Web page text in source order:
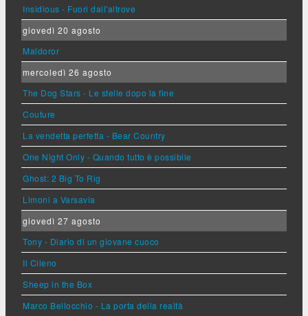
Insidious - Fuori dall'altrove
giovedì 20 agosto
Maldoror
mercoledì 26 agosto
The Dog Stars - Le stelle dopo la fine
Couture
La vendetta perfetta - Bear Country
One Night Only - Quando tutto è possibile
Ghost: 2 Big To Rig
Limoni a Varsavia
giovedì 27 agosto
Tony - Diario di un giovane cuoco
Il Cileno
Sheep in the Box
Marco Bellocchio - La porta della realtà